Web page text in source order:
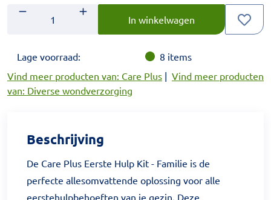
Aantal
Voer het gewenste aantal in.
In winkelwagen
Lage voorraad: 8 items
Vind meer producten van: Care Plus | Vind meer producten
van: Diverse wondverzorging
Beschrijving
De Care Plus Eerste Hulp Kit - Familie is de
perfecte allesomvattende oplossing voor alle
eerstehulpbehoeften van je gezin. Deze